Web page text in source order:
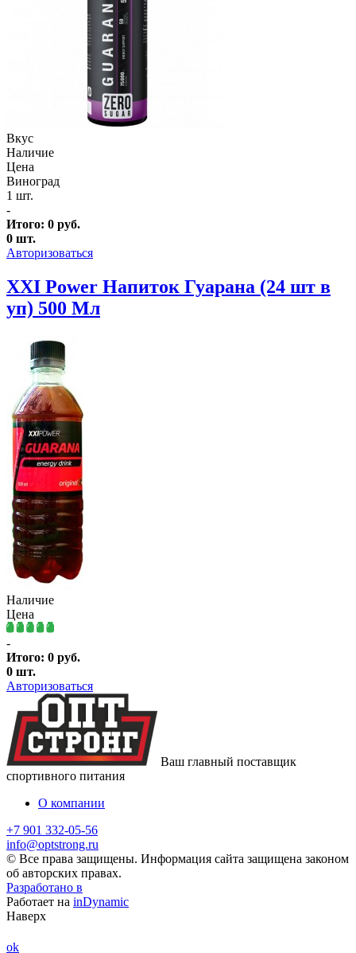
Вкус
Наличие
Цена
Виноград
1 шт.
-
Итого: 0 руб.
0 шт.
Авторизоваться
XXI Power Напиток Гуарана (24 шт в
уп) 500 Мл
Наличие
Цена
-
Итого: 0 руб.
0 шт.
Авторизоваться
Ваш главный поставщик
спортивного питания
О компании
+7 901 332-05-56
info@optstrong.ru
© Все права защищены. Информация сайта защищена законом
об авторских правах.
Разработано в
Работает на inDynamic
Наверх
ok